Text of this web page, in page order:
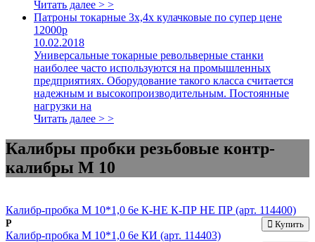
Читать далее > >
Патроны токарные 3х,4х кулачковые по супер цене
12000р
10.02.2018
Универсальные токарные револьверные станки
наиболее часто используются на промышленных
предприятиях. Оборудование такого класса считается
надежным и высокопроизводительным. Постоянные
нагрузки на
Читать далее > >
Калибры пробки резьбовые контр-
калибры М 10
Калибр-пробка М 10*1,0 6e К-НЕ К-ПР НЕ ПР (арт. 114400)
Р Купить
Калибр-пробка М 10*1,0 6e КИ (арт. 114403)